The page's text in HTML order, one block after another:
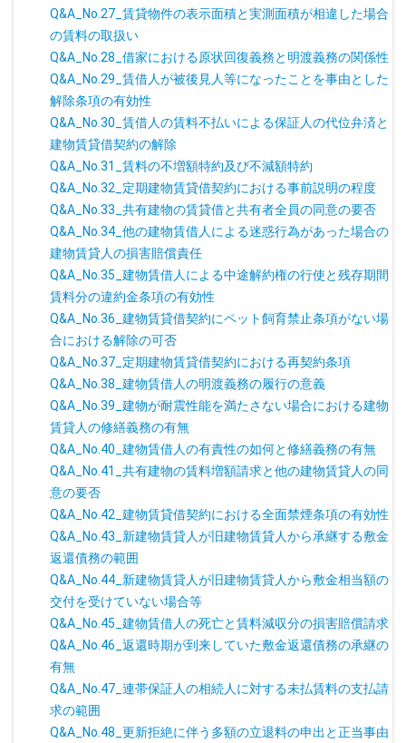
Q&A_No.27_賃貸物件の表示面積と実測面積が相違した場合
の賃料の取扱い
Q&A_No.28_借家における原状回復義務と明渡義務の関係性
Q&A_No.29_賃借人が被後見人等になったことを事由とした
解除条項の有効性
Q&A_No.30_賃借人の賃料不払いによる保証人の代位弁済と
建物賃貸借契約の解除
Q&A_No.31_賃料の不増額特約及び不減額特約
Q&A_No.32_定期建物賃貸借契約における事前説明の程度
Q&A_No.33_共有建物の賃貸借と共有者全員の同意の要否
Q&A_No.34_他の建物賃借人による迷惑行為があった場合の
建物賃貸人の損害賠償責任
Q&A_No.35_建物賃借人による中途解約権の行使と残存期間
賃料分の違約金条項の有効性
Q&A_No.36_建物賃貸借契約にペット飼育禁止条項がない場
合における解除の可否
Q&A_No.37_定期建物賃貸借契約における再契約条項
Q&A_No.38_建物賃借人の明渡義務の履行の意義
Q&A_No.39_建物が耐震性能を満たさない場合における建物
賃貸人の修繕義務の有無
Q&A_No.40_建物賃借人の有責性の如何と修繕義務の有無
Q&A_No.41_共有建物の賃料増額請求と他の建物賃貸人の同
意の要否
Q&A_No.42_建物賃貸借契約における全面禁煙条項の有効性
Q&A_No.43_新建物賃貸人が旧建物賃貸人から承継する敷金
返還債務の範囲
Q&A_No.44_新建物賃貸人が旧建物賃貸人から敷金相当額の
交付を受けていない場合等
Q&A_No.45_建物賃借人の死亡と賃料減収分の損害賠償請求
Q&A_No.46_返還時期が到来していた敷金返還債務の承継の
有無
Q&A_No.47_連帯保証人の相続人に対する未払賃料の支払請
求の範囲
Q&A_No.48_更新拒絶に伴う多額の立退料の申出と正当事由